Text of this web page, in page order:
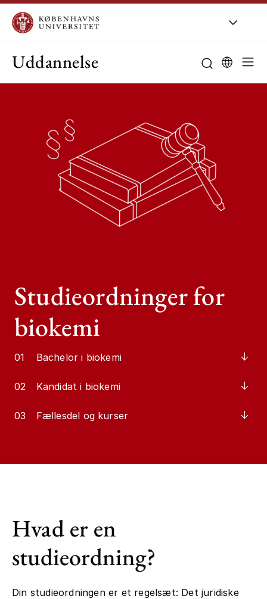
Uddannelse
Studieordninger for
biokemi
01 Bachelor i biokemi
02 Kandidat i biokemi
03 Fællesdel og kurser
Hvad er en
studieordning?
Din studieordningen er et regelsæt: Det juridiske